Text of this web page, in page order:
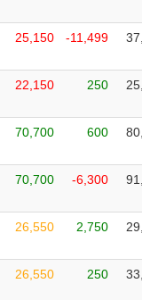
25,150 -11,499
22,150 250
70,700 600
70,700 -6,300
26,550 2,750
26,550 250